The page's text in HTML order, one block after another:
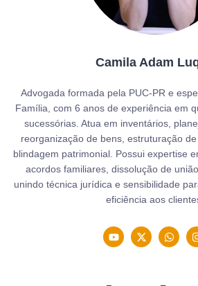
Camila Adam
Advogada formada pela PUC-PR e
Família, com 6 anos de experiência em
sucessórias. Atua em inventários,
reorganização de bens, estruturação
blindagem patrimonial. Possui expertise
acordos familiares, dissolução de
unindo técnica jurídica e sensibilidade
eficiência aos